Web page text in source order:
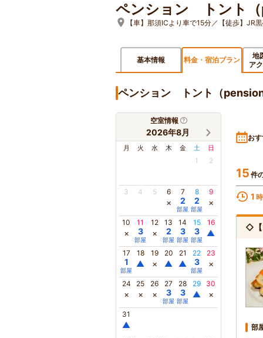
ペンション トント
【車】那須ICより車で15分／【徒歩】
基本情報 料金・宿泊プラン
地
ア
ペンション トント（
空室情報
2026年8月
月 火 水 木 金 土 日
1 2
3 4 5 6
×
7
2
部屋
8
2
部屋
9
×
10
×
11
3
部屋
12
×
13
2
部屋
14
3
部屋
15
3
部屋
16
▲
17
1
部屋
18
▲
19
×
20
▲
21
▲
22
3
部屋
23
×
24
×
25
×
26
×
27
3
部屋
28
3
部屋
29
▲
30
×
31
▲
お
15 件
1
◇【
部